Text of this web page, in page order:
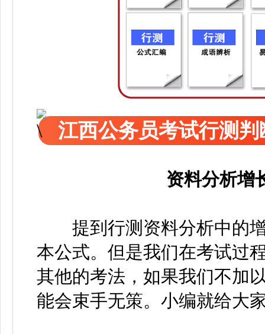
江西公务员考试行测
资料分析增
提到行测资料分析中的增
本公式。但是我们在考试过
其他的考法，如果我们不加
能会束手无策。小编就给大